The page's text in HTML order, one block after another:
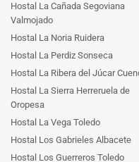
Hostal La Cañada Segoviana
Valmojado
Hostal La Noria Ruidera
Hostal La Perdiz Sonseca
Hostal La Ribera del Júcar
Hostal La Sierra Herreruela de
Oropesa
Hostal La Vega Toledo
Hostal Los Gabrieles Albacete
Hostal Los Guerreros Toledo